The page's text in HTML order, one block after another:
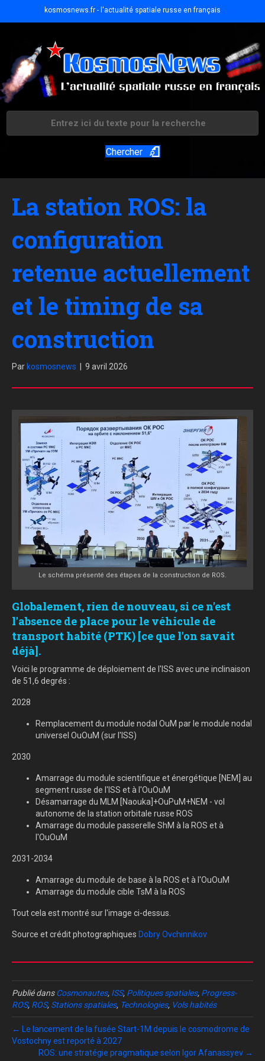
kosmosnews.fr - l'actualité spatiale russe en français
Chercher
La station ROS: la
configuration
retenue actuellement
et le timing de sa
construction
Par kosmosnews 9 avril 2026
Le schéma présenté des étapes de la construction de ROS.
Globalement, rien de nouveau, si ce n'est
l'absence de place pour le véhicule de
transport habité (PTK) [ce que l'on savait
déjà].
Voici le programme de déploiement de l'ISS avec une inclinaison
de 51,6 degrés :
2028
Remplacement du module nodal OuM par le module nodal
universel OuOuM (sur l'ISS)
2030
Amarrage du module scientifique et énergétique [NEM] au
segment russe de l'ISS et à l'OuOuM
Désamarrage du MLM [Naouka]+OuPuM+NEM - vol
autonome de la station orbitale russe ROS
Amarrage du module passerelle ShM à la ROS et à
l'OuOuM
2031-2034
Amarrage du module de base à la ROS et à l'OuOuM
Amarrage du module cible TsM à la ROS
Tout cela est montré sur l'image ci-dessus.
Source et crédit photographiques Dobry Ovchinnikov
Publié dansCosmonautes, ISS, Politiques spatiales, Progress-
ROS, ROS, Stations spatiales, Technologies, Vols habités
← Le lancement de la fusée Start-1M depuis le cosmodrome de
Vostochny est reporté à 2027
ROS: une stratégie pragmatique selon Igor Afanassyev →